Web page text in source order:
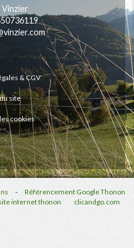
Vinzier
& CGV
site
cookies
-
Référencement Google Thonon
internet thonon clicandgo.com